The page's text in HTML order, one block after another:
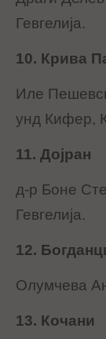
Гевгелија.
10. Крива
Иле
унд Кифер,
11. Дојран
д-р Боне
Гевгелија.
12.
Олумчева
13. Кочани